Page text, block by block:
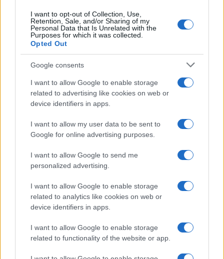
I want to opt-out of Collection, Use,
Retention, Sale, and/or Sharing of my
Personal Data that Is Unrelated with the
Purposes for which it was collected.
Opted Out
Google consents
I want to allow Google to enable storage
related to advertising like cookies on web or
device identifiers in apps.
I want to allow my user data to be sent to
Google for online advertising purposes.
I want to allow Google to send me
personalized advertising.
I want to allow Google to enable storage
related to analytics like cookies on web or
device identifiers in apps.
I want to allow Google to enable storage
related to functionality of the website or app.
qualcosa in cui credo.”
La cucina come ponte culturale
La cucina è stata per Abdallah un mezzo per capire
l’Italia e per sentirsi a casa. Ricorda con affetto la
pasta alla Normache gli ha ricordato un piatto
tunisino con melanzane e pomodoro. Anche la
carne arrostita, in particolare quella di cavallo, gli
ha riportato alla mente i sapori della sua terra.
Abdallah ha studiato, ma ha imparato soprattutto
anche un po’ di siciliano, anche se ogni tanto gli
scappa qualche parola.
Il futuro e i progetti